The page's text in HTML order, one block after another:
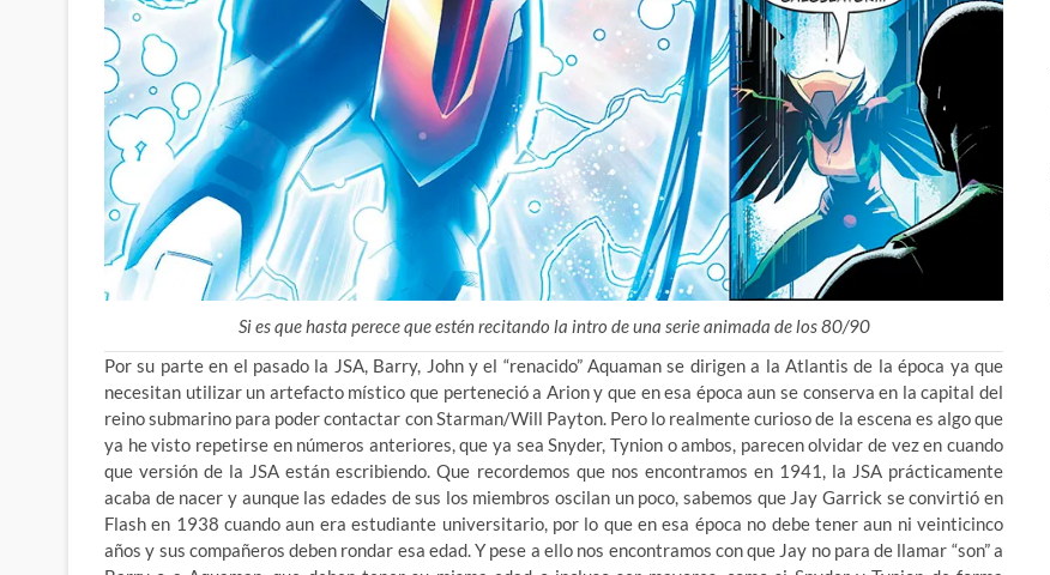
Si es que hasta perece que estén recitando la intro de una serie animada de los 80/90
Por su parte en el pasado la JSA, Barry, John y el “renacido” Aquaman se dirigen a la Atlantis de la época ya que
necesitan utilizar un artefacto místico que perteneció a Arion y que en esa época aun se conserva en la capital del
reino submarino para poder contactar con Starman/Will Payton. Pero lo realmente curioso de la escena es algo que
ya he visto repetirse en números anteriores, que ya sea Snyder, Tynion o ambos, parecen olvidar de vez en cuando
que versión de la JSA están escribiendo. Que recordemos que nos encontramos en 1941, la JSA prácticamente
acaba de nacer y aunque las edades de sus los miembros oscilan un poco, sabemos que Jay Garrick se convirtió en
Flash en 1938 cuando aun era estudiante universitario, por lo que en esa época no debe tener aun ni veinticinco
años y sus compañeros deben rondar esa edad. Y pese a ello nos encontramos con que Jay no para de llamar “son” a